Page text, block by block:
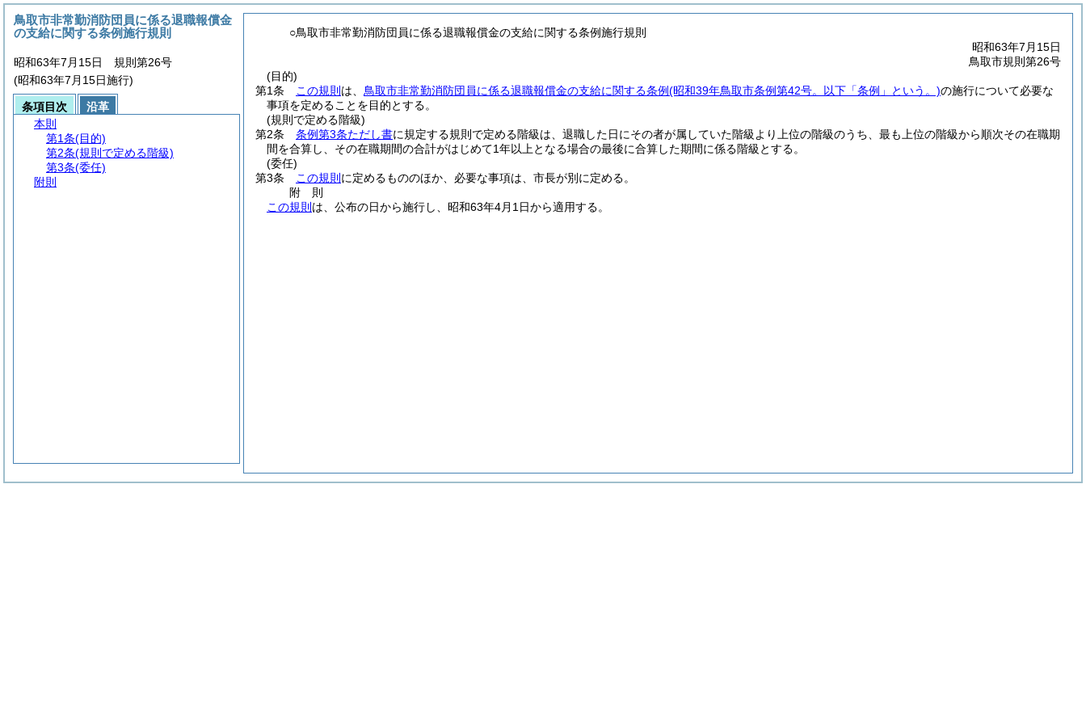
○鳥取市非常勤消防団員に係る退職報償金の支給に関する条例施行規則
昭和63年7月15日
鳥取市規則第26号
(目的)
第1条
この規則 は、 鳥取市非常勤消防団員に係る退職報償金の支給に関する条例(昭和39年鳥取市条例第42号。以下「条例」という。)の施行について必要な
事項を定めることを目的とする。
(規則で定める階級)
第2条
条例第3条ただし書に規定する規則で定める階級は、退職した日にその者が属していた階級より上位の階級のうち、最も上位の階級から順次その在職期
間を合算し、その在職期間の合計がはじめて1年以上となる場合の最後に合算した期間に係る階級とする。
(委任)
第3条
この規則 に定めるもののほか、必要な事項は、市長が別に定める。
附 則
この規則 は、公布の日から施行し、昭和63年4月1日から適用する。
鳥取市非常勤消防団員に係る退職報償金
の支給に関する条例施行規則
昭和63年7月15日 規則第26号
(昭和63年7月15日施行)
条項目次
沿革
本則
第1条(目的)
第2条(規則で定める階級)
第3条(委任)
附則